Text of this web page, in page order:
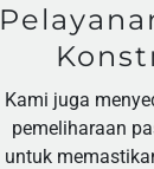
Kami juga
pemeliharaan
untuk